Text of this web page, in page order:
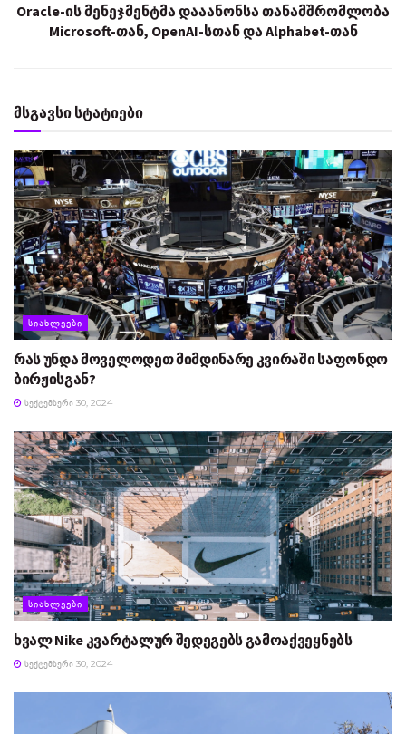
Oracle-ის მენეჯმენტმა დააანონსა თანამშრომლობა
Microsoft-თან, OpenAI-სთან და Alphabet-თან
მსგავსი სტატიები
ᲡᲘᲐᲮᲚᲔᲔᲑᲘ
რას უნდა მოველოდეთ მიმდინარე კვირაში საფონდო
ბირჟისგან?
ᲡᲔᲥᲢᲔᲛᲑᲔᲠᲘ 30, 2024
ᲡᲘᲐᲮᲚᲔᲔᲑᲘ
ხვალ Nike კვარტალურ შედეგებს გამოაქვეყნებს
ᲡᲔᲥᲢᲔᲛᲑᲔᲠᲘ 30, 2024